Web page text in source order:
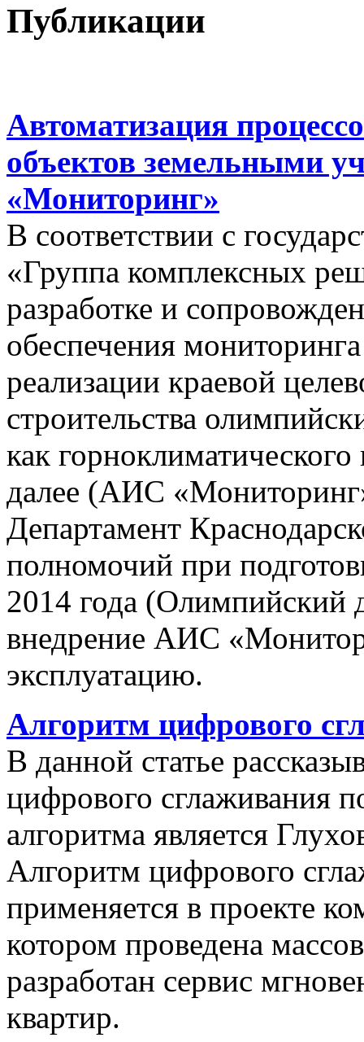
Публикации
Автоматизация
объектов земельными
«Мониторинг»
В соответствии с
«Группа комплексных
разработке и
обеспечения
реализации краевой
строительства
как
далее (АИС
Департамент
полномочий при
2014 года (Олимпийский
внедрение АИС
эксплуатацию.
Алгоритм цифрового
В данной статье
цифрового сглаживания
алгоритма является
Алгоритм цифрового
применяется в проекте
котором проведена
разработан сервис
квартир.